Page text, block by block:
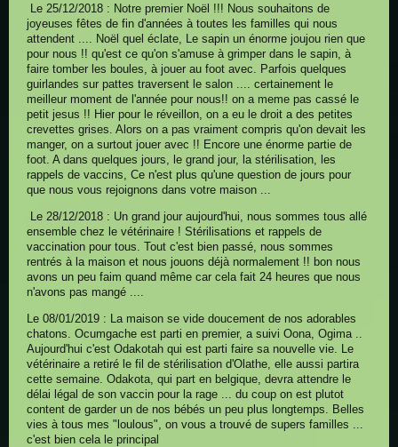
Le 25/12/2018 : Notre premier Noël !!! Nous souhaitons de
joyeuses fêtes de fin d'années à toutes les familles qui nous
attendent .... Noël quel éclate, Le sapin un énorme joujou rien que
pour nous !! qu'est ce qu'on s'amuse à grimper dans le sapin, à
faire tomber les boules, à jouer au foot avec. Parfois quelques
guirlandes sur pattes traversent le salon .... certainement le
meilleur moment de l'année pour nous!! on a meme pas cassé le
petit jesus !! Hier pour le réveillon, on a eu le droit a des petites
crevettes grises. Alors on a pas vraiment compris qu'on devait les
manger, on a surtout jouer avec !! Encore une énorme partie de
foot. A dans quelques jours, le grand jour, la stérilisation, les
rappels de vaccins, Ce n'est plus qu'une question de jours pour
que nous vous rejoignons dans votre maison ...
Le 28/12/2018 : Un grand jour aujourd'hui, nous sommes tous allé
ensemble chez le vétérinaire ! Stérilisations et rappels de
vaccination pour tous. Tout c'est bien passé, nous sommes
rentrés à la maison et nous jouons déjà normalement !! bon nous
avons un peu faim quand même car cela fait 24 heures que nous
n'avons pas mangé ....
Le 08/01/2019 : La maison se vide doucement de nos adorables
chatons. Ocumgache est parti en premier, a suivi Oona, Ogima ..
Aujourd'hui c'est Odakotah qui est parti faire sa nouvelle vie. Le
vétérinaire a retiré le fil de stérilisation d'Olathe, elle aussi partira
cette semaine. Odakota, qui part en belgique, devra attendre le
délai légal de son vaccin pour la rage ... du coup on est plutot
content de garder un de nos bébés un peu plus longtemps. Belles
vies à tous mes "loulous", on vous a trouvé de supers familles ...
c'est bien cela le principal